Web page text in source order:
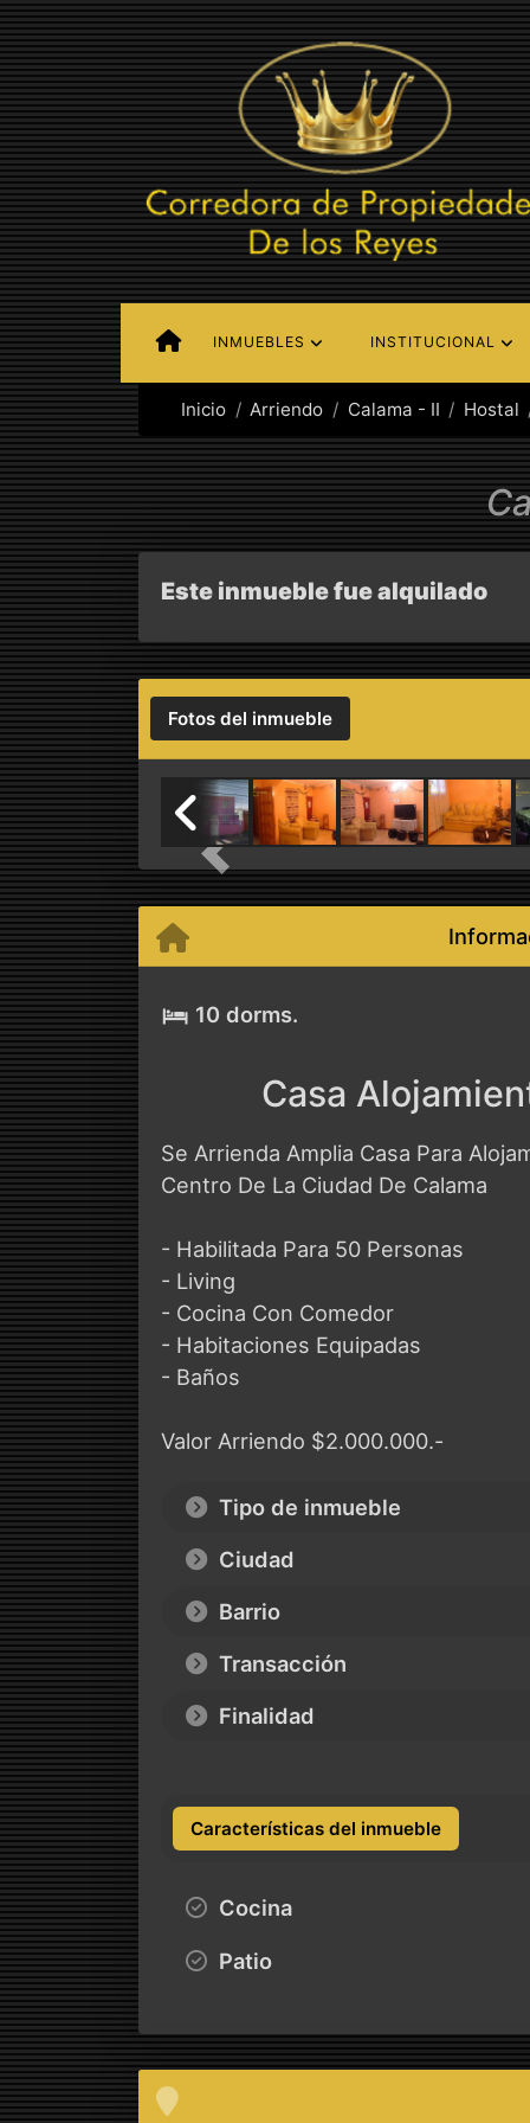
INMUEBLES INSTITUCIONAL
Inicio Arriendo Calama - II Hostal
Este inmueble fue alquilado
Fotos del inmueble
Previous
10 dorms.
Casa
Se Arrienda Amplia Casa Para
Centro De La Ciudad De Calama
- Habilitada Para 50 Personas
- Living
- Cocina Con Comedor
- Habitaciones Equipadas
- Baños
Valor Arriendo $2.000.000.-
Tipo de inmueble
Ciudad
Barrio
Transacción
Finalidad
Características del inmueble
Cocina
Patio